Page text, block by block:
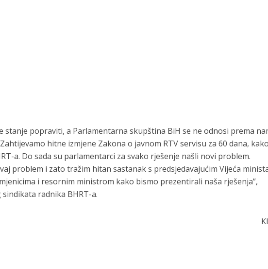
stanje popraviti, a Parlamentarna skupština BiH se ne odnosi prema
hitne izmjene Zakona o javnom RTV servisu za 60 dana,
a. Do sada su parlamentarci za svako rješenje našli novi problem.
problem i zato tražim hitan sastanak s predsjedavajućim Vijeća
i resornim ministrom kako bismo prezentirali naša rješenja”,
radnika BHRT-a.